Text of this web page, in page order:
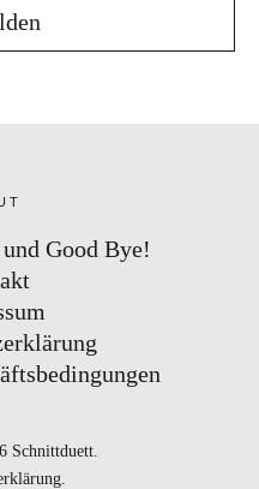
Good Bye!
Schnittduett